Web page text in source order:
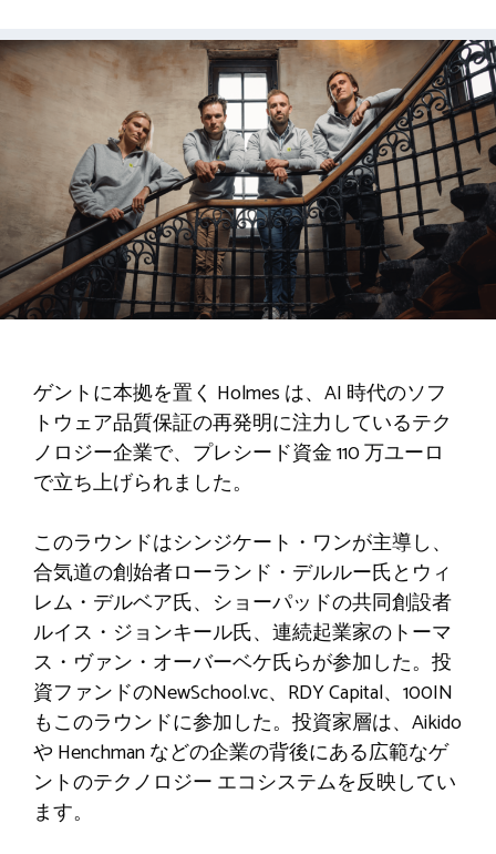
ゲントに本拠を置く Holmes は、AI 時代のソフ
トウェア品質保証の再発明に注力しているテク
ノロジー企業で、プレシード資金 110 万ユーロ
で立ち上げられました。
このラウンドはシンジケート・ワンが主導し、
合気道の創始者ローランド・デルルー氏とウィ
レム・デルベア氏、ショーパッドの共同創設者
ルイス・ジョンキール氏、連続起業家のトーマ
ス・ヴァン・オーバーベケ氏らが参加した。投
資ファンドのNewSchool.vc、RDY Capital、100IN
もこのラウンドに参加した。投資家層は、Aikido
や Henchman などの企業の背後にある広範なゲ
ントのテクノロジー エコシステムを反映してい
ます。